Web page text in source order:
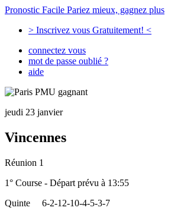
Pronostic Facile Pariez mieux, gagnez plus
> Inscrivez vous Gratuitement! <
connectez vous
mot de passe oublié ?
aide
jeudi 23 janvier
Vincennes
Réunion 1
1° Course - Départ prévu à 13:55
Quinte
6-2-12-10-4-5-3-7